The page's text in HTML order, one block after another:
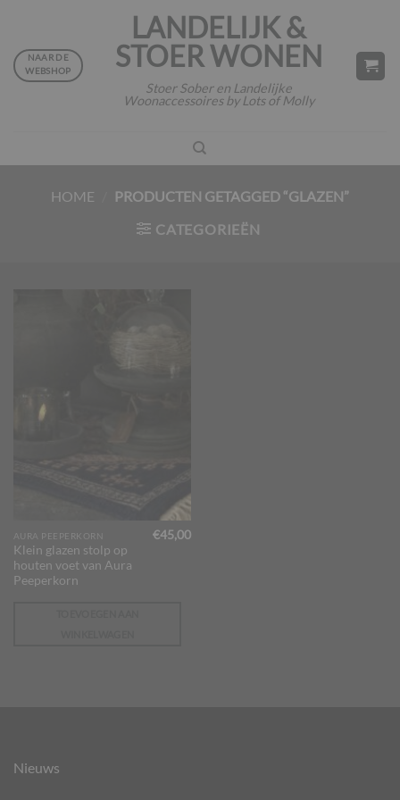
inhoud
LANDELIJK &
STOER WONEN
Stoer Sober en Landelijke
Woonaccessoires by Lots of Molly
NAAR DE
WEBSHOP
HOME
PRODUCTEN GETAGGED “GLAZEN”
CATEGORIEËN
AURA PEEPERKORN
Klein glazen stolp op
houten voet van Aura
Peeperkorn
€45,00
Nieuws